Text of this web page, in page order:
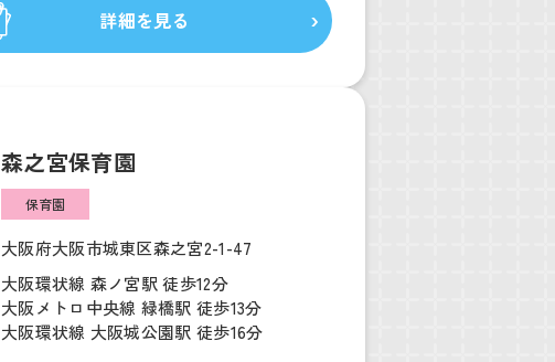
詳細を見る
森之宮保育園
保育園
大阪府大阪市城東区森之宮2-1-47
大阪環状線 森ノ宮駅 徒歩12分
大阪メトロ中央線 緑橋駅 徒歩13分
大阪環状線 大阪城公園駅 徒歩16分